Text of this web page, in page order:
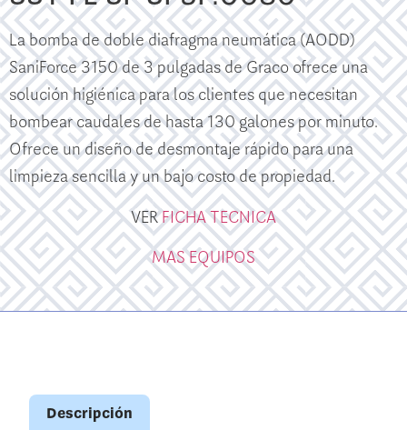
La bomba de doble diafragma neumática (AODD)
SaniForce 3150 de 3 pulgadas de Graco ofrece una
solución higiénica para los clientes que necesitan
bombear caudales de hasta 130 galones por minuto.
Ofrece un diseño de desmontaje rápido para una
limpieza sencilla y un bajo costo de propiedad.
VERFICHA TECNICA
MAS EQUIPOS
Descripción